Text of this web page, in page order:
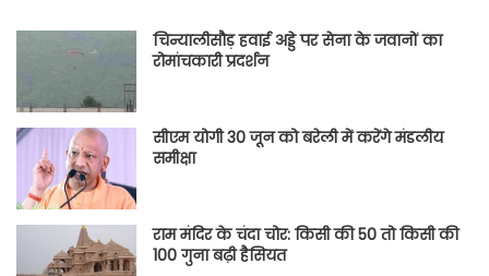
चिन्यालीसौड़ हवाई अड्डे पर सेना के जवानों का
रोमांचकारी प्रदर्शन
सीएम योगी 30 जून को बरेली में करेंगे मंडलीय
समीक्षा
राम मंदिर के चंदा चोर: किसी की 50 तो किसी की
100 गुना बढ़ी हैसियत